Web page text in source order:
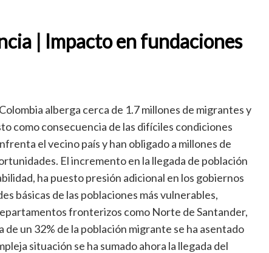
| Impacto en fundaciones
alberga cerca de 1.7 millones de migrantes y
como consecuencia de las difíciles condiciones
el vecino país y han obligado a millones de
El incremento en la llegada de población
ha puesto presión adicional en los gobiernos
básicas de las poblaciones más vulnerables,
fronterizos como Norte de Santander,
un 32% de la población migrante se ha asentado
situación se ha sumado ahora la llegada del